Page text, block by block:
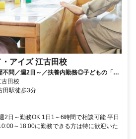
アイズ 江古田校
不問／週2日～／扶養内勤務◎子どもの「で
ッフ
田校
田駅徒歩3分
2日～勤務OK 1日1～6時間で相談可能 平日
～18:00に勤務できる方は特に歓迎いた